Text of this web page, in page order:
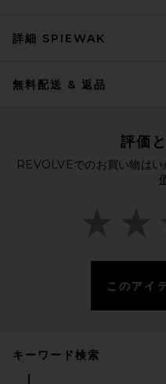
詳細 SPIEWAK
無料配送 & 返品
評価
REVOLVEでのお買い物はい
このアイ
キーワード検索